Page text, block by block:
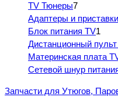
TV Тюнеры7
Адаптеры и
Блок питания TV1
Дистанционный
Материнская плата
Сетевой шнур
Запчасти для Утюгов,